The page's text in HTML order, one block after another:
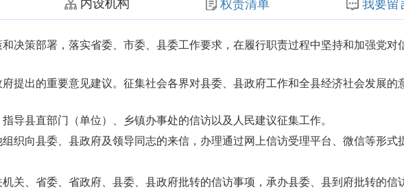
内设机构 权责清单 我要留
决策部署，落实省委、市委、县委工作要求，在履行职责过程中坚持和加强党对
提出的重要意见建议。征集社会各界对县委、县政府工作和全县经济社会发展的
导县直部门（单位）、乡镇办事处的信访以及人民建议征集工作。
织向县委、县政府及领导同志的来信，办理通过网上信访受理平台、微信等形式
关、省委、省政府、县委、县政府批转的信访事项，承办县委、县到府批转的信